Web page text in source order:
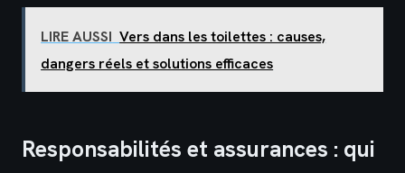
LIRE AUSSI Vers dans les toilettes : causes,
dangers réels et solutions efficaces
Responsabilités et assurances : qui